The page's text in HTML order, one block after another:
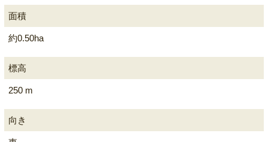
面積
約0.50ha
標高
250 m
向き